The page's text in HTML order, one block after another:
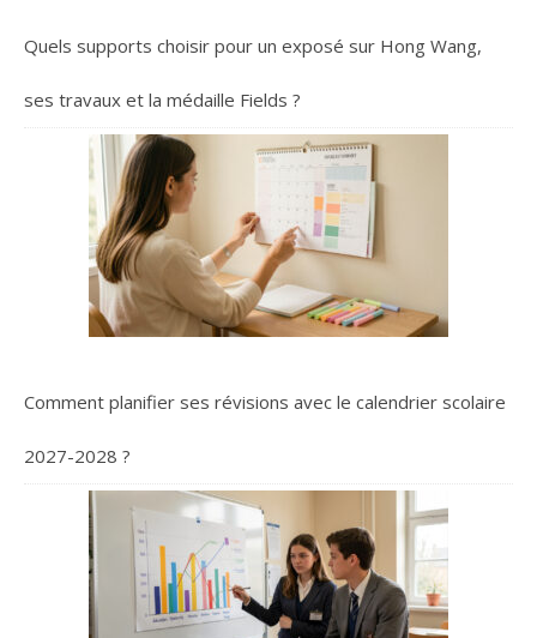
Quels supports choisir pour un exposé sur Hong Wang,
ses travaux et la médaille Fields ?
Comment planifier ses révisions avec le calendrier scolaire
2027-2028 ?